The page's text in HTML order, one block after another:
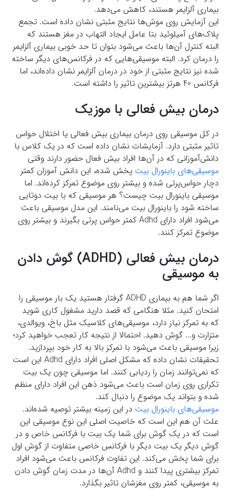
بیماری آلزایمر هستند، کاهش می‌دهد.
این آزمایش روی موش‌ها نتایج مثبتی نشان داده است. تجمع
پلاک‌های آمیلوئید بتا عامل ایجاد التهاب در مغز هستند که
البته کنترل آن‌ها باعث می‌شود بتوان تا حد خوبی بیماری آلزایمر
را درمان کرد. البته موسیقی‌هایی که در فرکانس‌های دیگر ساخته
شده نیز نتایج مثبتی از خود در درمان آلزایمر نشان داده‌اند، اما
فرکانس 40 هرتز بیشترین تاثیر را داشته است.
درمان بیش فعالی با موزیک
در کل موسیقی روی درمان بیماری بیش فعالی یا اختلال حواس
تاثیر مثبتی دارد. آزمایشات نشان داده است که در یک کلاس با
دانش‌آموزانی که در آن‌ها افراد بیش فعال حضور دارند وقتی
موسیقی‌های باینورال بیت پخش شده، این دانش آموزان کمتر
دچار حواس‌پرتی شده و بیشتر روی موضوع تمرکز کرده‌اند. اما
موسیقی باینورال بیت چیست؟ هر موسیقی که با بیت دوتایی
ساخته شود را باینورال بیت می‌نامند. این مدل موسیقی باعث
می‌شود افراد دارای Adhd کمتر حواس پرتی بگیرند و بیشتر روی
موضوع تمرکز کنند.
درمان بیش فعالی (ADHD) گوش دادن
به موسیقی
اگر شما هم به بیماری ADHD گرفتار هستید یک بار موسیقی را
امتحان کنید. مثلا هنگامی که قصد دارید مشغول کاری شوید
که به تمرکز نیاز دارد، موسیقی‌های کلاسیک مثل باخ، ویوالدی،
متزارت و... گوش دهید. احتمالا از نتیجه کار تعجب خواهید کرد؛
زیرا موسیقی باعث می‌شود با تمرکز بالا به کار خود بپردازید.
تحقیقات نشان داده که مشکل اصلی افراد دارای Adhd این است
که نمی‌توانند زمان را ردیابی کنند. اما موسیقی چون یک بیت
تکراری روی زمان است باعث می‌شود ذهن این افراد دارای منظم
شده و بتواند یک موضوع را دنبال کند.
موسیقی‌های باینورال بیت در این زمینه بیشتر توصیه شده‌اند.
علت آن هم این است که خاصیت اصلی این نوع موسیقی این
است که در یک گوش برای شما یک بیت با فرکانس خاص و در
گوش دیگر یک بیت دیگر با فرکانس خاصی متفاوت از گوش اول
برای شما پخش می‌کند. این تفاوت فرکانس باعث می‌شود افراد
تمرکز بیشتری پیدا کنند و Adhd آن‌ها در مدت زمان گوش دادن
به موسیقی، کمتر روی مغزشان تاثیر بگذارد.